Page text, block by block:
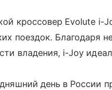
кроссовер Evolute i-
поездок. Благодаря
владения, i-Joy
день в России